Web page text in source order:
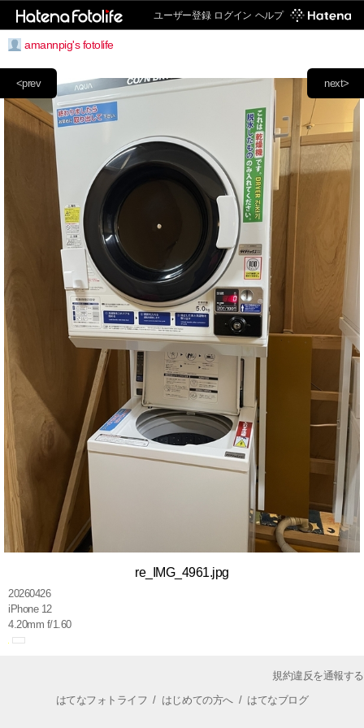
ユーザー登録 ログイン ヘルプ
amannpig's fotolife
next>
<prev
re_IMG_4961.jpg
20260426
iPhone 12
4.20mm f/1.60
規約違反を通報する
はてなフォトライフ / はじめての方へ/ はてなブログ